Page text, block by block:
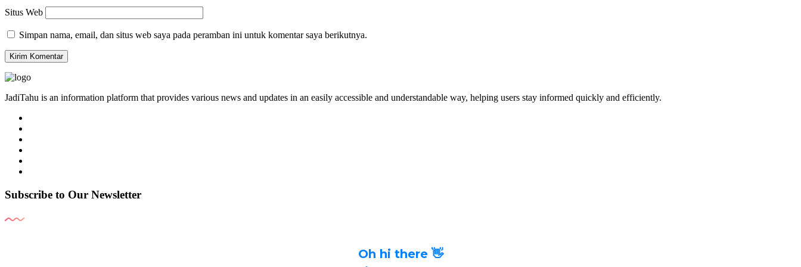
Situs Web
Simpan nama, email, dan situs web saya pada peramban ini untuk komentar saya berikutnya.
JadiTahu is an information platform that provides various news and updates in an easily accessible and understandable way, helping users stay informed quickly and efficiently.
Subscribe to Our Newsletter
Oh hi there 👋